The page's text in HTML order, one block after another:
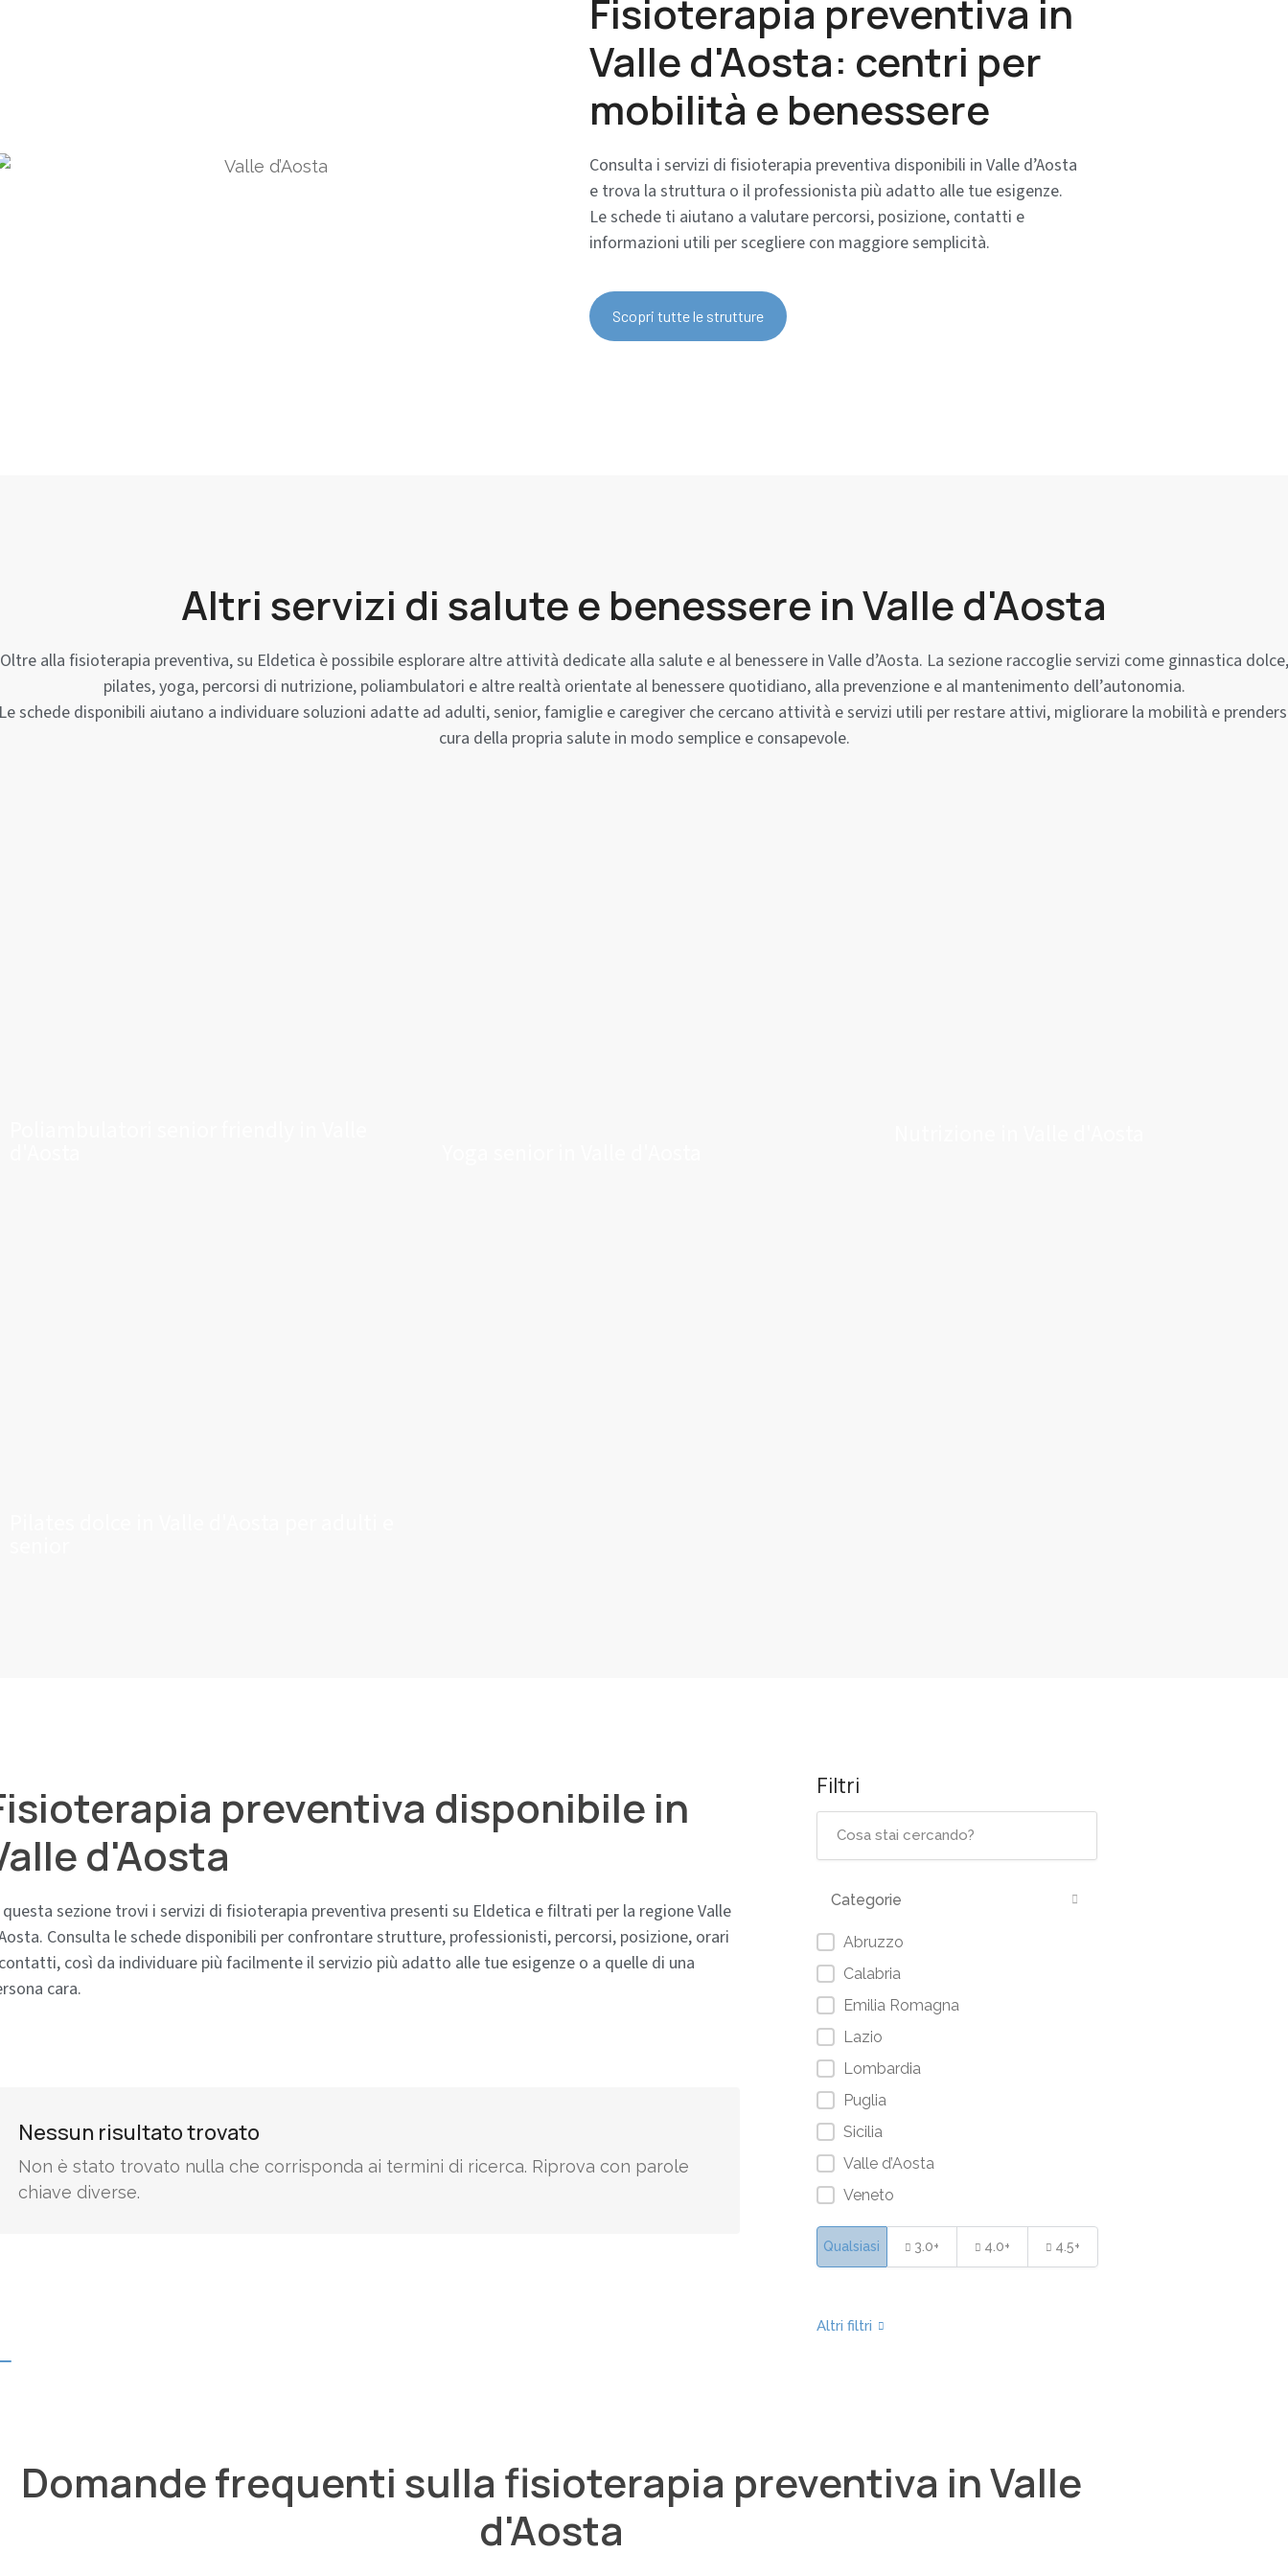
Fisioterapia preventiva in
Valle d'Aosta: centri per
mobilità e benessere
Consulta i servizi di fisioterapia preventiva disponibili in Valle d’Aosta
e trova la struttura o il professionista più adatto alle tue esigenze.
Le schede ti aiutano a valutare percorsi, posizione, contatti e
informazioni utili per scegliere con maggiore semplicità.
Scopri tutte le strutture
Altri servizi di salute e benessere in Valle d'Aosta
Oltre alla fisioterapia preventiva, su Eldetica è possibile esplorare altre attività dedicate alla salute e al benessere in Valle d’Aosta. La sezione raccoglie servizi come ginnastica dolce,
pilates, yoga, percorsi di nutrizione, poliambulatori e altre realtà orientate al benessere quotidiano, alla prevenzione e al mantenimento dell’autonomia.
schede disponibili aiutano a individuare soluzioni adatte ad adulti, senior, famiglie e caregiver che cercano attività e servizi utili per restare attivi, migliorare la mobilità e
cura della propria salute in modo semplice e consapevole.
preventiva disponibile in
d'Aosta
sezione trovi i servizi di fisioterapia preventiva presenti su Eldetica e filtrati per la regione Valle
Consulta le schede disponibili per confrontare strutture, professionisti, percorsi, posizione, orari
così da individuare più facilmente il servizio più adatto alle tue esigenze o a quelle di una
cara.
Nessun risultato trovato
Non è stato trovato nulla che corrisponda ai termini di ricerca. Riprova con parole
chiave diverse.
Filtri
Categorie
Abruzzo
Calabria
Emilia Romagna
Lazio
Lombardia
Puglia
Sicilia
Valle d’Aosta
Veneto
Qualsiasi 3.0+ 4.0+ 4.5+
Domande frequenti sulla fisioterapia preventiva in Valle
d'Aosta